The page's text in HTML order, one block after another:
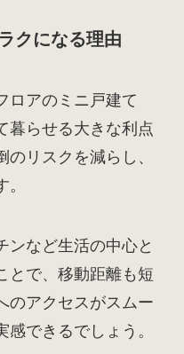
クになる理由
ロアのミニ戸建て
暮らせる大きな利点
リスクを減らし、
ンなど生活の中心と
とで、移動距離も短
のアクセスがスムー
できるでしょう。